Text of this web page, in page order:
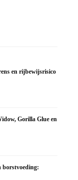
en rijbewijsrisico
Gorilla Glue en
borstvoeding: